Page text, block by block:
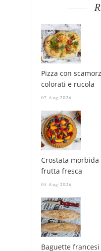
Pizza con
colorati e rucola
07 Aug 2026
Crostata
frutta fresca
05 Aug 2026
Baguette